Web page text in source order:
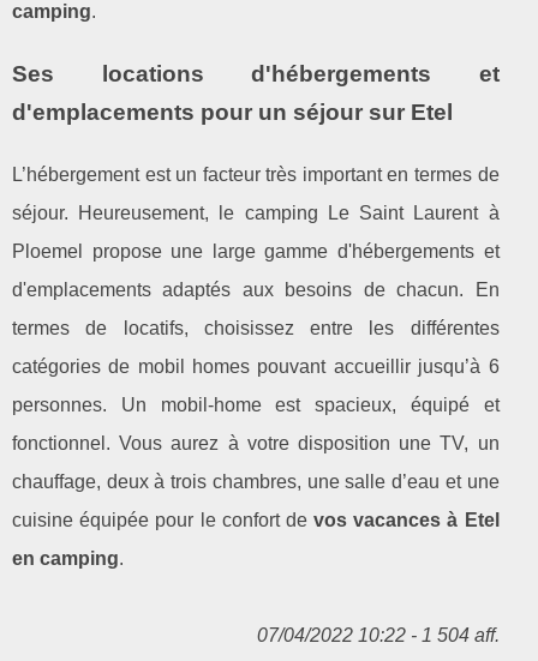
camping.
Ses locations d'hébergements et
d'emplacements pour un séjour sur Etel
L’hébergement est un facteur très important en termes de
séjour. Heureusement, le camping Le Saint Laurent à
Ploemel propose une large gamme d'hébergements et
d'emplacements adaptés aux besoins de chacun. En
termes de locatifs, choisissez entre les différentes
catégories de mobil homes pouvant accueillir jusqu’à 6
personnes. Un mobil-home est spacieux, équipé et
fonctionnel. Vous aurez à votre disposition une TV, un
chauffage, deux à trois chambres, une salle d’eau et une
cuisine équipée pour le confort devos vacances à Etel
en camping.
07/04/2022 10:22 - 1 504 aff.